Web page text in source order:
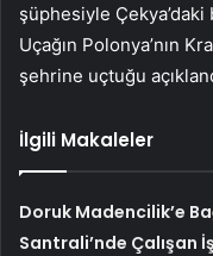
şüphesiyle
Uçağın Polonya’nın
şehrine uçtuğu
İlgili Makaleler
Doruk Madencilik’e
Santrali’nde Çalışan